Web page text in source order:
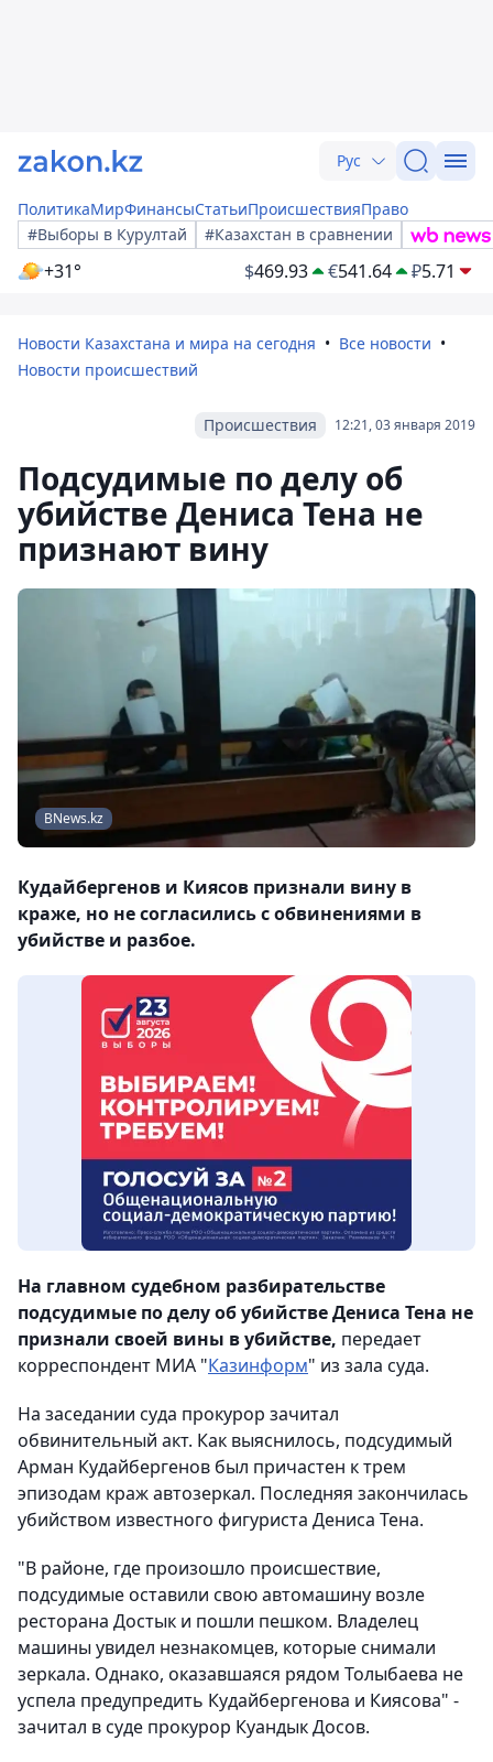
Рус
ПолитикаМирФинансыСтатьиПроисшествияПраво
#Выборы в Курултай
#Казахстан в сравнении
+31° $469.93 €541.64 ₽5.71
Новости Казахстана и мира на сегодня
Все новости
Новости происшествий
12:21, 03 января 2019
Происшествия
Подсудимые по делу об
убийстве Дениса Тена не
признают вину
BNews.kz
Кудайбергенов и Киясов признали вину в
краже, но не согласились с обвинениями в
убийстве и разбое.
На главном судебном разбирательстве
подсудимые по делу об убийстве Дениса Тена не
признали своей вины в убийстве, передает
корреспондент МИА "Казинформ" из зала суда.
На заседании суда прокурор зачитал
обвинительный акт. Как выяснилось, подсудимый
Арман Кудайбергенов был причастен к трем
эпизодам краж автозеркал. Последняя закончилась
убийством известного фигуриста Дениса Тена.
"В районе, где произошло происшествие,
подсудимые оставили свою автомашину возле
ресторана Достык и пошли пешком. Владелец
машины увидел незнакомцев, которые снимали
зеркала. Однако, оказавшаяся рядом Толыбаева не
успела предупредить Кудайбергенова и Киясова" -
зачитал в суде прокурор Куандык Досов.